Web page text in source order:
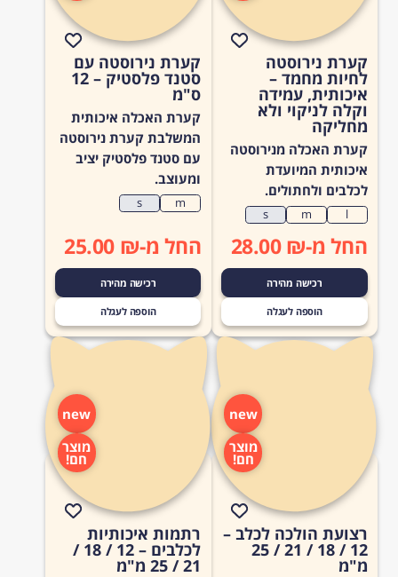
קערת נירוסטה
לחיות מחמד –
איכותית, עמידה
וקלה לניקוי ולא
מחליקה
קערת האכלה מנירוסטה
איכותית המיועדת
לכלבים ולחתולים.
l
m
s
החל מ-₪ 28.00
רכישה מהירה
הוספה לעגלה
קערת נירוסטה עם
סטנד פלסטיק – 12
ס"מ
קערת האכלה איכותית
המשלבת קערת נירוסטה
עם סטנד פלסטיק יציב
ומעוצב.
m
s
החל מ-₪ 25.00
רכישה מהירה
הוספה לעגלה
new
מוצר
חם!
רצועת הולכה לכלב –
12 / 18 / 21 / 25
מ"מ
new
מוצר
חם!
רתמות איכותיות
לכלבים – 12 / 18 /
21 / 25 מ"מ